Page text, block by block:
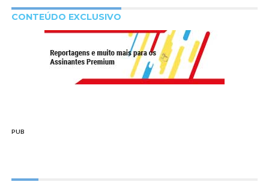
CONTEÚDO EXCLUSIVO
PUB